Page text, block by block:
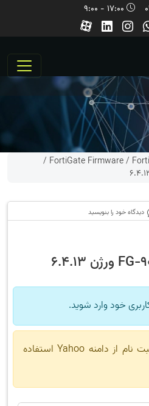
/
FortiGate Firmware
/
دیدگاه خود را بنویسید
خود وارد شوید.
لطفا تا اطلاع ثانوی برای ثبت نام از دامنه Yahoo استفاده